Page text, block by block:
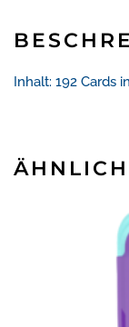
Inhalt: 192 Cards